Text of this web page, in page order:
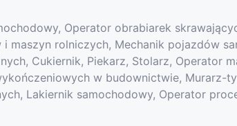
Operator obrabiarek
maszyn rolniczych, Mechanik pojazdów
Cukiernik, Piekarz, Stolarz, Operator
w budownictwie, Murarz-
Lakiernik samochodowy, Operator